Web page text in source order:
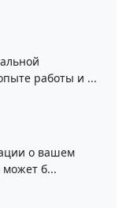
работы и ...
о вашем
б...